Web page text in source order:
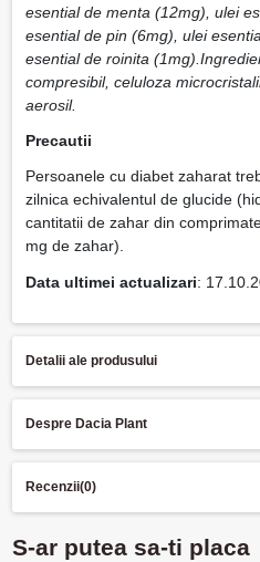
esential de menta (12mg), ulei
esential de pin (6mg), ulei
esential de roinita
compresibil, celuloza
aerosil.
Precautii
Persoanele cu diabet zaharat
zilnica echivalentul de glucide
cantitatii de zahar din
mg de zahar).
Data ultimei actualizari:
Detalii ale produsului
Despre Dacia Plant
Recenzii(0)
S-ar putea sa-ti placa